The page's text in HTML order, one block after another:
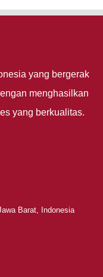
yang bergerak
menghasilkan
yang berkualitas.
Barat, Indonesia